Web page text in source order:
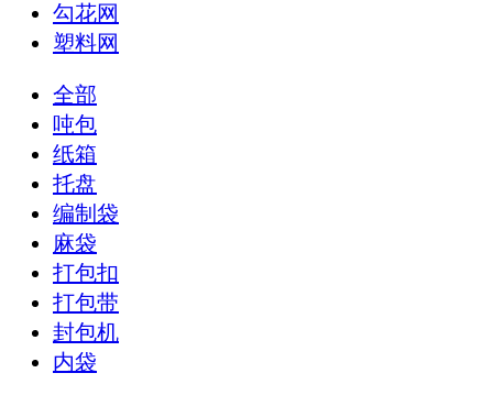
勾花网
塑料网
全部
吨包
纸箱
托盘
编制袋
麻袋
打包扣
打包带
封包机
内袋